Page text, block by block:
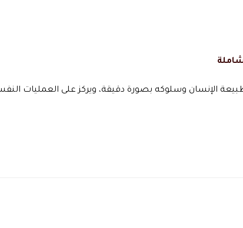
الإنسان وسلوكه بصورة دقيقة، ويركز على العمليات